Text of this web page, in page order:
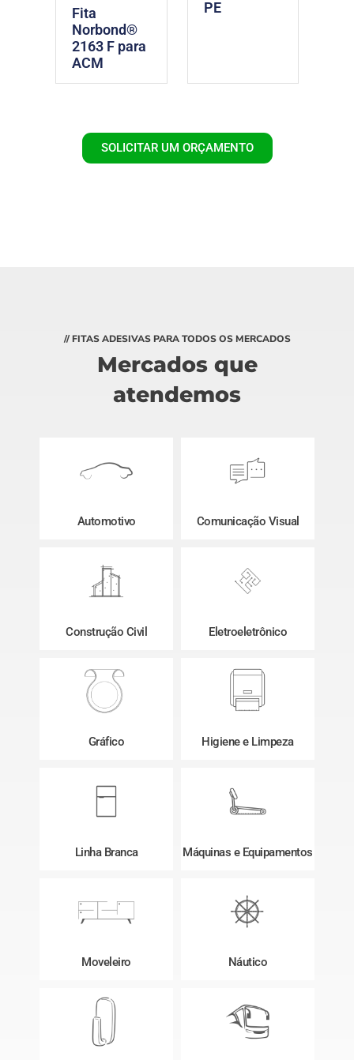
Fita
Norbond®
2163 F para
ACM
PE
SOLICITAR UM ORÇAMENTO
// FITAS ADESIVAS PARA TODOS OS MERCADOS
Mercados que
atendemos
Automotivo Comunicação Visual
Construção Civil Eletroeletrônico
Gráfico Higiene e Limpeza
Linha Branca Máquinas e Equipamentos
Moveleiro Náutico